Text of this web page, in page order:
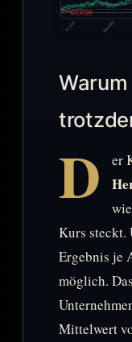
D er
Kurs steckt.
Ergebnis je
möglich.
Mittelwert